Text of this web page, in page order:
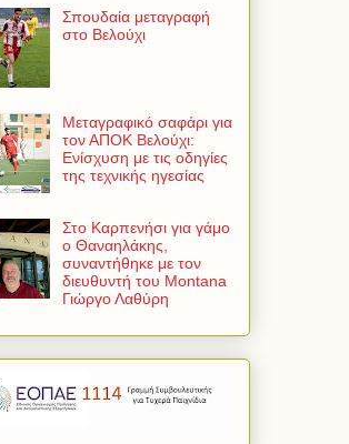
Σπουδαία μεταγραφή
στο Βελούχι
Μεταγραφικό σαφάρι για
τον ΑΠΟΚ Βελούχι:
Ενίσχυση με τις οδηγίες
της τεχνικής ηγεσίας
Στο Καρπενήσι για γάμο
ο Θαναηλάκης,
συναντήθηκε με τον
διευθυντή του Montana
Γιώργο Λαθύρη